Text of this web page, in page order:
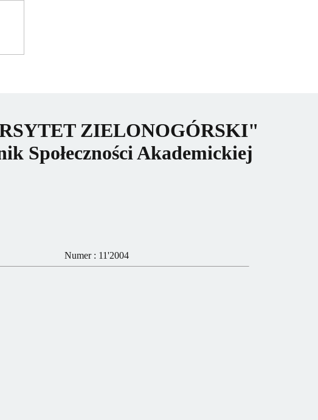
ZIELONOGÓRSKI"
Społeczności Akademickiej
Numer : 11'2004